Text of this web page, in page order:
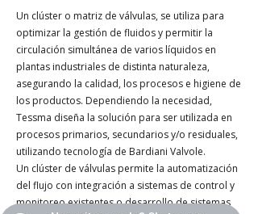
Un clúster o matriz de válvulas, se utiliza para
optimizar la gestión de fluidos y permitir la
circulación simultánea de varios líquidos en
plantas industriales de distinta naturaleza,
asegurando la calidad, los procesos e higiene de
los productos. Dependiendo la necesidad,
Tessma diseña la solución para ser utilizada en
procesos primarios, secundarios y/o residuales,
utilizando tecnología de Bardiani Valvole.
Un clúster de válvulas permite la automatización
del flujo con integración a sistemas de control y
monitoreo existentes o desarrollo de sistemas